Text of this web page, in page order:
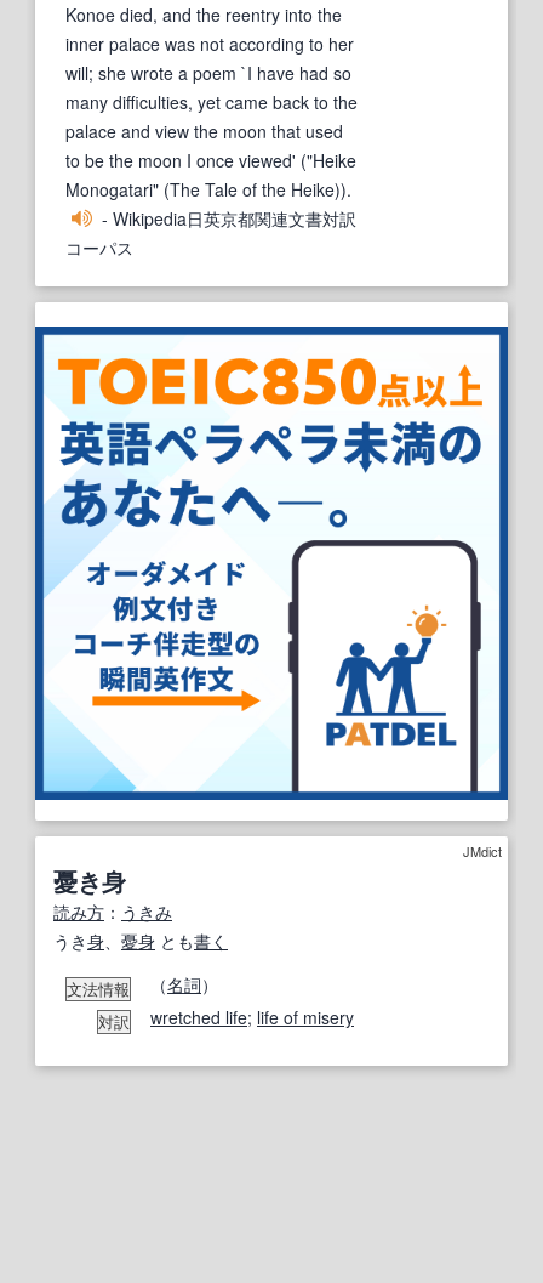
Konoe died, and the reentry into the
inner palace was not according to her
will; she wrote a poem `I have had so
many difficulties, yet came back to the
palace and view the moon that used
to be the moon I once viewed' ("Heike
Monogatari" (The Tale of the Heike)).
- Wikipedia日英京都関連文書対訳
コーパス
JMdict
憂き身
読み方 ： うきみ
うき身、 憂身 とも書く
文法情報 （名詞）
対訳 wretched life; life of misery